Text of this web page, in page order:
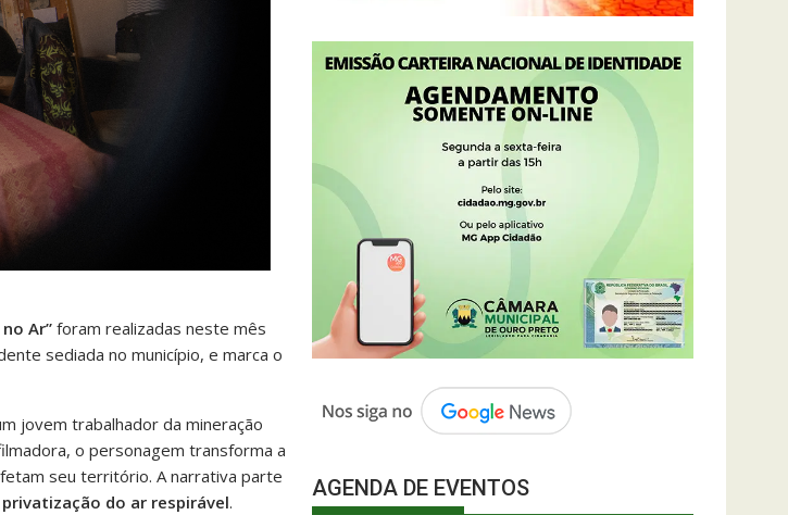
Ar” foram realizadas neste mês
sediada no município, e marca o
jovem trabalhador da mineração
o personagem transforma a
seu território. A narrativa parte
privatização do ar respirável.
AGENDA DE EVENTOS